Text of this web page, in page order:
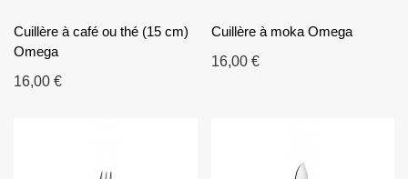
Cuillère à café ou thé (15 cm)
Omega
16,00 €
Cuillère à moka Omega
16,00 €